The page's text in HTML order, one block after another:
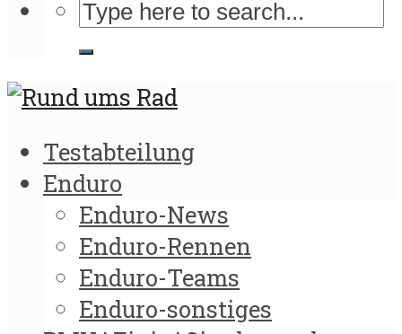
Testabteilung
Enduro
Enduro-News
Enduro-Rennen
Enduro-Teams
Enduro-sonstiges